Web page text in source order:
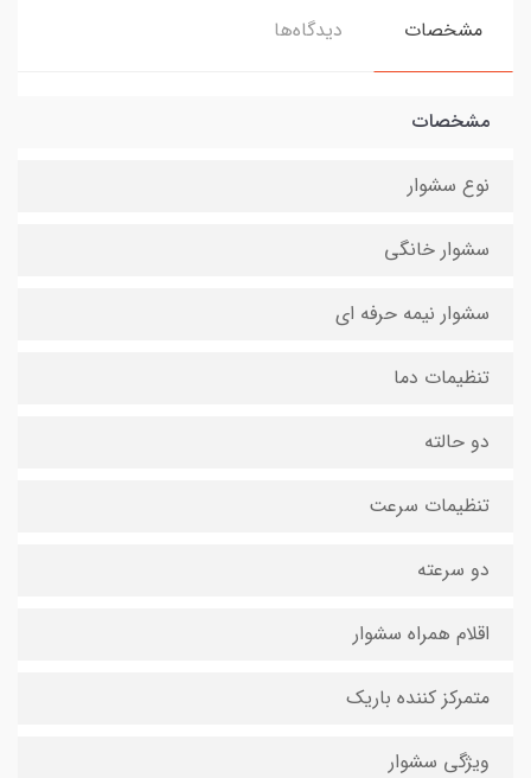
مشخصات دیدگاه‌ها
مشخصات
نوع سشوار
سشوار خانگی
سشوار نیمه حرفه ای
تنظیمات دما
دو حالته
تنظیمات سرعت
دو سرعته
اقلام همراه سشوار
متمرکز کننده باریک
ویژگی سشوار